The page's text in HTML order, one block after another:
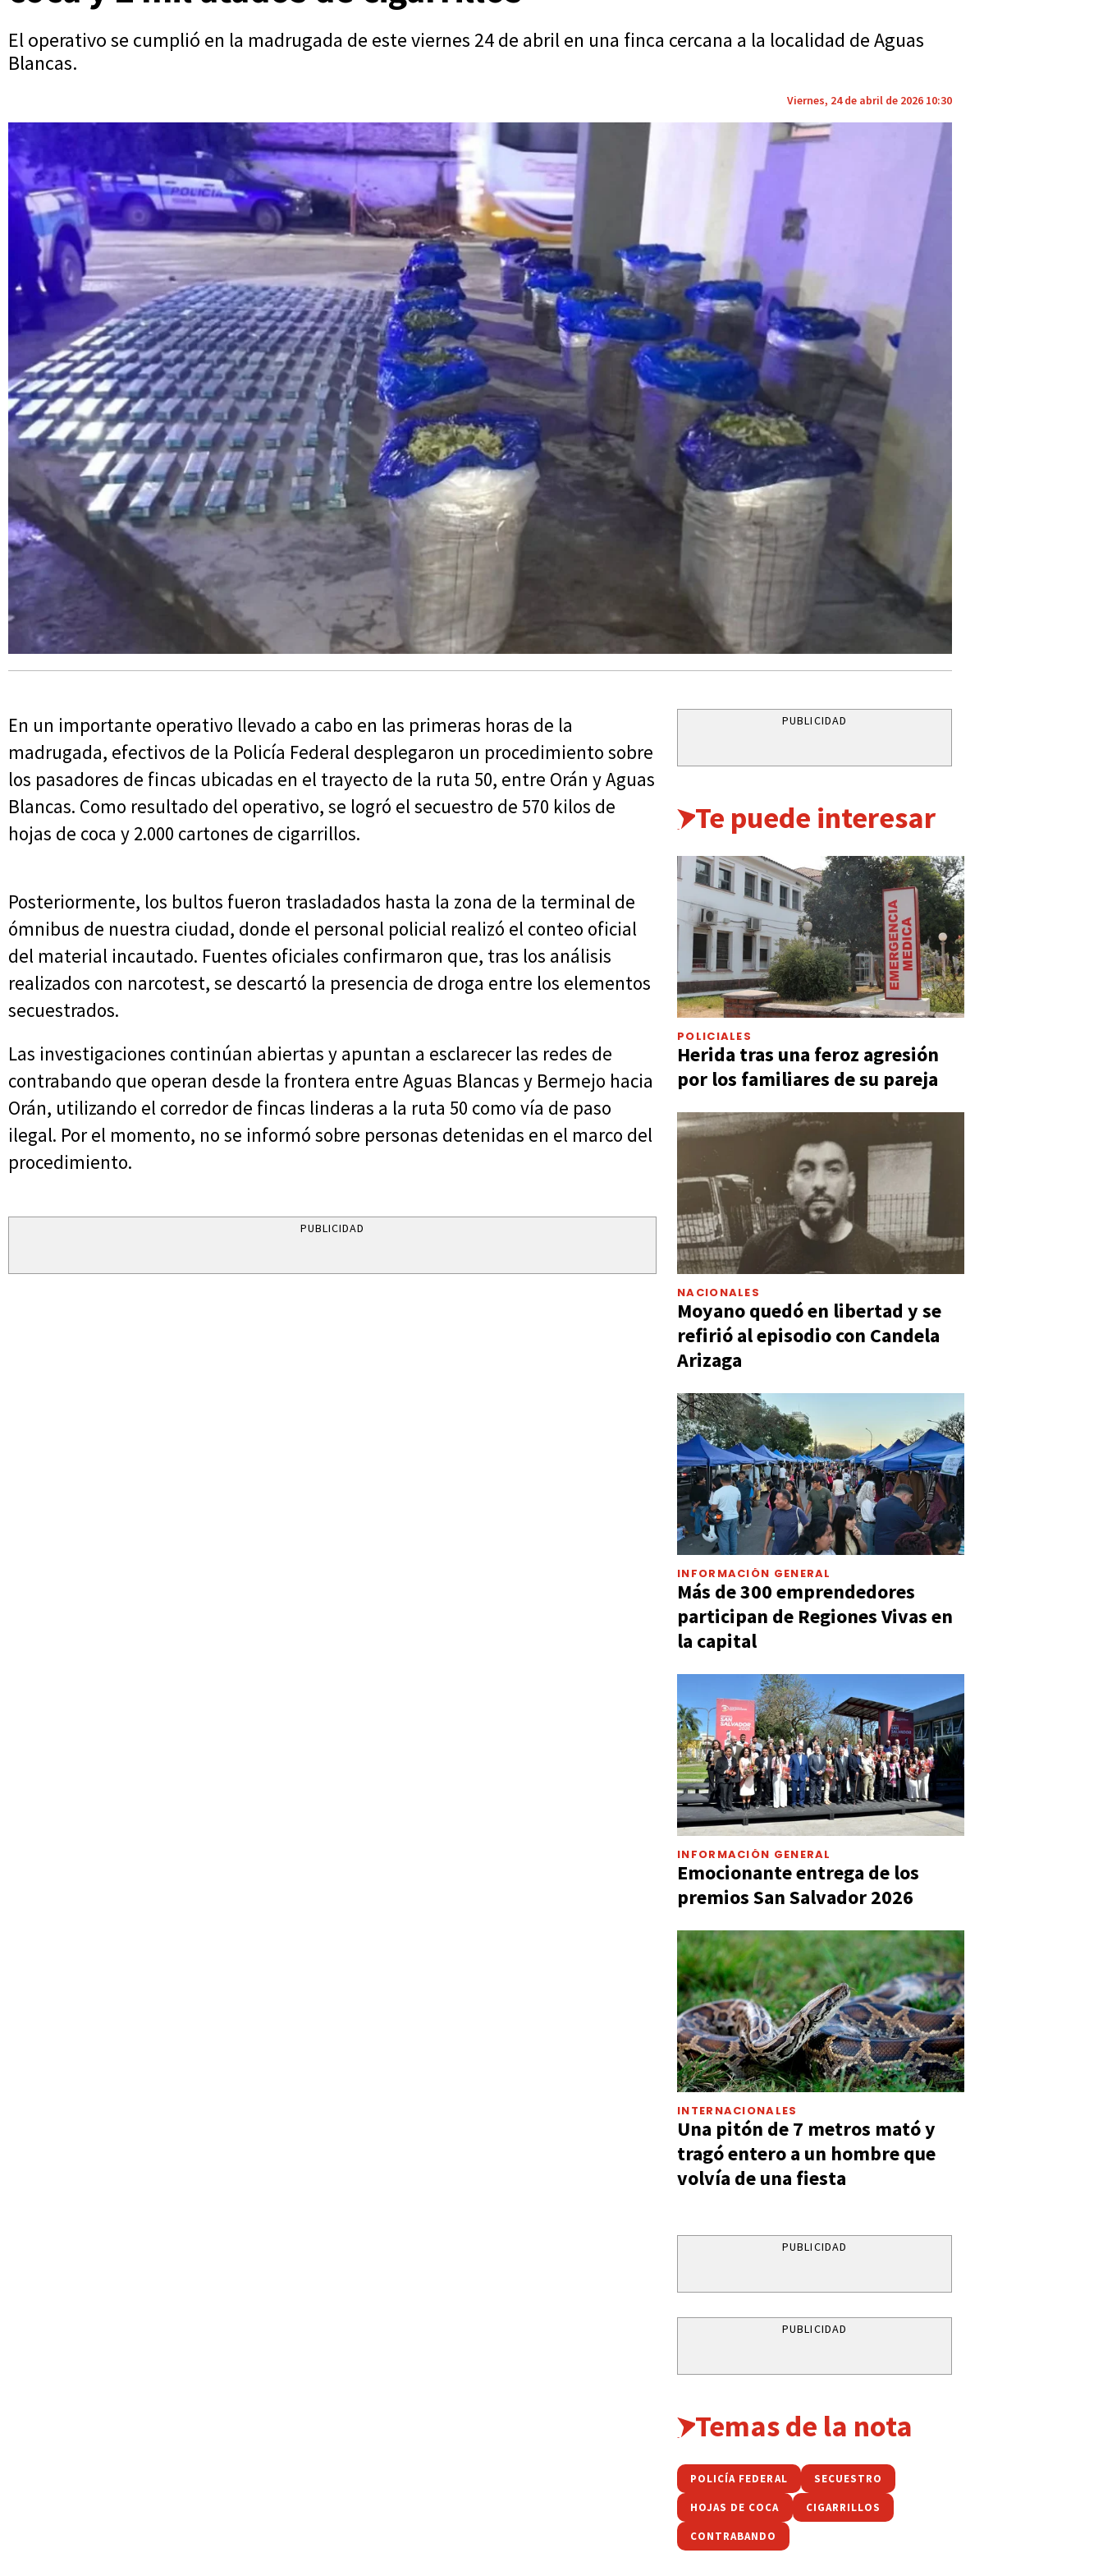
El operativo se cumplió en la madrugada de este viernes 24 de abril en una finca cercana a la localidad de Aguas
Blancas.
Viernes, 24 de abril de 2026 10:30
En un importante operativo llevado a cabo en las primeras horas de la
madrugada, efectivos de la Policía Federal desplegaron un procedimiento sobre
los pasadores de fincas ubicadas en el trayecto de la ruta 50, entre Orán y Aguas
Blancas. Como resultado del operativo, se logró el secuestro de 570 kilos de
hojas de coca y 2.000 cartones de cigarrillos.
Posteriormente, los bultos fueron trasladados hasta la zona de la terminal de
ómnibus de nuestra ciudad, donde el personal policial realizó el conteo oficial
del material incautado. Fuentes oficiales confirmaron que, tras los análisis
realizados con narcotest, se descartó la presencia de droga entre los elementos
secuestrados.
Las investigaciones continúan abiertas y apuntan a esclarecer las redes de
contrabando que operan desde la frontera entre Aguas Blancas y Bermejo hacia
Orán, utilizando el corredor de fincas linderas a la ruta 50 como vía de paso
ilegal. Por el momento, no se informó sobre personas detenidas en el marco del
procedimiento.
PUBLICIDAD
PUBLICIDAD
Te puede interesar
POLICIALES
Herida tras una feroz agresión
por los familiares de su pareja
NACIONALES
Moyano quedó en libertad y se
refirió al episodio con Candela
Arizaga
INFORMACIÓN GENERAL
Más de 300 emprendedores
participan de Regiones Vivas en
la capital
INFORMACIÓN GENERAL
Emocionante entrega de los
premios San Salvador 2026
INTERNACIONALES
Una pitón de 7 metros mató y
tragó entero a un hombre que
volvía de una fiesta
PUBLICIDAD
PUBLICIDAD
Temas de la nota
POLICÍA FEDERAL SECUESTRO
HOJAS DE COCA CIGARRILLOS
CONTRABANDO